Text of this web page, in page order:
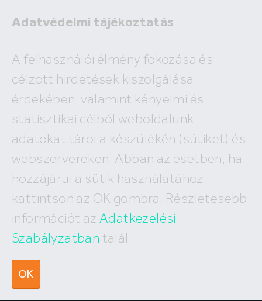
Adatvédelmi tájékoztatás
A felhasználói élmény fokozása és
célzott hirdetések kiszolgálása
érdekében, valamint kényelmi és
statisztikai célból weboldalunk
adatokat tárol a készülékén (sütiket) és
webszervereken. Abban az esetben, ha
hozzájárul a sütik használatához,
kattintson az OK gombra. Részletesebb
információt az Adatkezelési
Szabályzatban talál.
OK
A megadott ingatlan már nem
szerepel az adatbázisunkban!
Hívj minket
+36 (30) 550 5566
Írj nekünk